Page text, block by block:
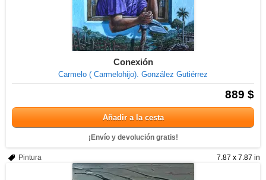
Conexión
Carmelo ( Carmelohijo). González Gutiérrez
889 $
Añadir a la cesta
¡Envío y devolución gratis!
7.87 x 7.87 in
Pintura